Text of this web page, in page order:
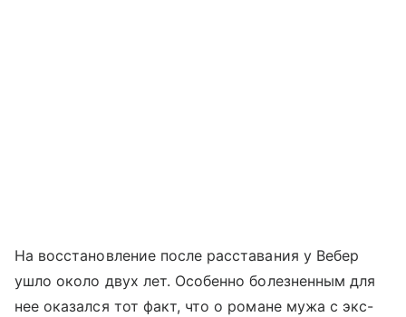
На восстановление после расставания у Вебер
ушло около двух лет. Особенно болезненным для
нее оказался тот факт, что о романе мужа с экс-